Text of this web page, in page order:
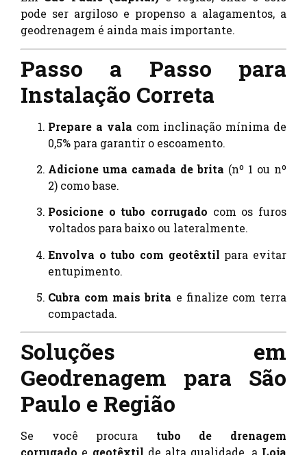
pode ser argiloso e propenso a alagamentos, a
geodrenagem é ainda mais importante.
Passo a Passo para
Instalação Correta
Prepare a vala com inclinação mínima de
0,5% para garantir o escoamento.
Adicione uma camada de brita (nº 1 ou nº
2) como base.
Posicione o tubo corrugado com os furos
voltados para baixo ou lateralmente.
Envolva o tubo com geotêxtil para evitar
entupimento.
Cubra com mais brita e finalize com terra
compactada.
Soluções em
Geodrenagem para São
Paulo e Região
Se você procura tubo de drenagem